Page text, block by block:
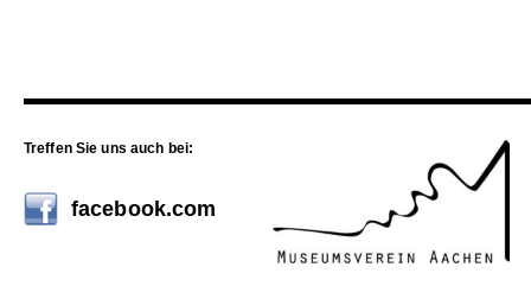
Treffen Sie uns auch bei:
facebook.com